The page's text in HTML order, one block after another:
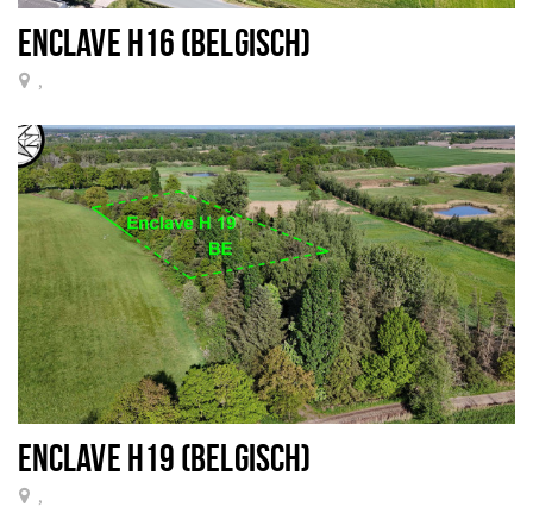
ENCLAVE H16 (BELGISCH)
,
ENCLAVE H19 (BELGISCH)
,